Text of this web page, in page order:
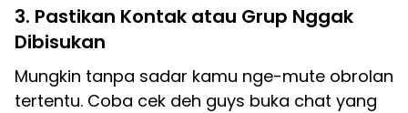
3. Pastikan Kontak atau Grup Nggak
Dibisukan
Mungkin tanpa sadar kamu nge-mute obrolan
tertentu. Coba cek deh guys buka chat yang